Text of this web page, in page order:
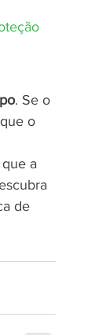
. Se o
o
a
de